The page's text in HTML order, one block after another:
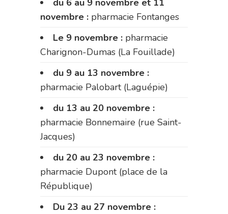
novembre : pharmacie Fontanges
Le 9 novembre : pharmacie
Charignon-Dumas (La Fouillade)
du 9 au 13 novembre :
pharmacie Palobart (Laguépie)
du 13 au 20 novembre :
pharmacie Bonnemaire (rue Saint-
Jacques)
du 20 au 23 novembre :
pharmacie Dupont (place de la
République)
Du 23 au 27 novembre :